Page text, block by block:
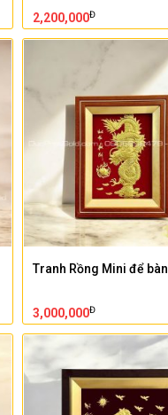
2,200,000Đ
Tranh Rồng Mini để bàn
3,000,000Đ